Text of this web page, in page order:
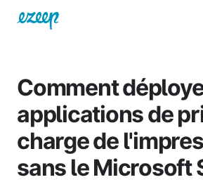
Comment
applications de
charge de
sans le Microsoft